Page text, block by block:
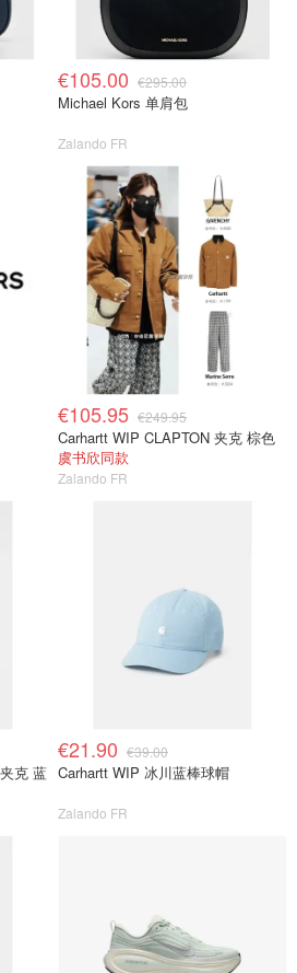
€105.00 €295.00
Michael Kors 单肩包
Zalando FR
€105.95 €249.95
Carhartt WIP CLAPTON 夹克 棕色
虞书欣同款
Zalando FR
克 蓝
€21.90 €39.00
Carhartt WIP 冰川蓝棒球帽
Zalando FR